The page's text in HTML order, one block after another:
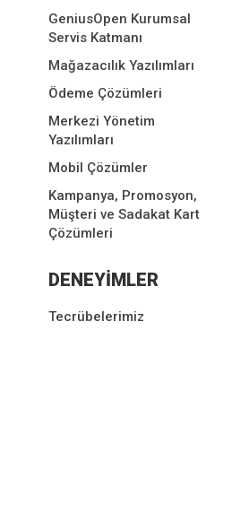
GeniusOpen Kurumsal
Servis Katmanı
Mağazacılık Yazılımları
Ödeme Çözümleri
Merkezi Yönetim
Yazılımları
Mobil Çözümler
Kampanya, Promosyon,
Müşteri ve Sadakat Kart
Çözümleri
DENEYİMLER
Tecrübelerimiz